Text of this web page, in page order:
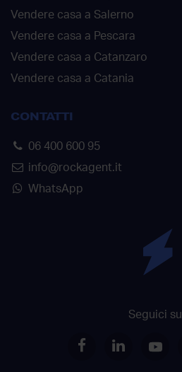
Vendere casa a Salerno
Vendere casa a Pescara
Vendere casa a Catanzaro
Vendere casa a Catania
CONTATTI
06 400 600 95
info@rockagent.it
WhatsApp
Seguici su